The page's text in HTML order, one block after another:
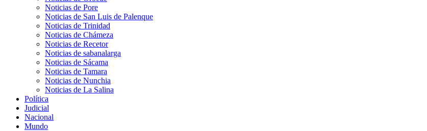
Noticias de Pore
Noticias de San Luis de Palenque
Noticias de Trinidad
Noticias de Chámeza
Noticias de Recetor
Noticias de sabanalarga
Noticias de Sácama
Noticias de Tamara
Noticias de Nunchia
Noticias de La Salina
Política
Judicial
Nacional
Mundo